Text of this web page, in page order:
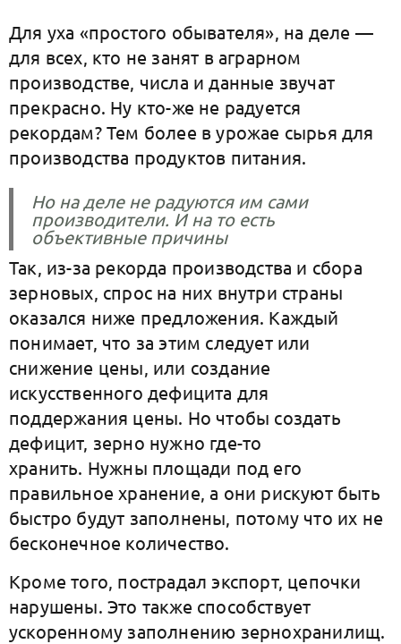
Для уха «простого обывателя», на деле —
для всех, кто не занят в аграрном
производстве, числа и данные звучат
прекрасно. Ну кто-же не радуется
рекордам? Тем более в урожае сырья для
производства продуктов питания.
Но на деле не радуются им сами
производители. И на то есть
объективные причины
Так, из-за рекорда производства и сбора
зерновых, спрос на них внутри страны
оказался ниже предложения. Каждый
понимает, что за этим следует или
снижение цены, или создание
искусственного дефицита для
поддержания цены. Но чтобы создать
дефицит, зерно нужно где-то
хранить. Нужны площади под его
правильное хранение, а они рискуют быть
быстро будут заполнены, потому что их не
бесконечное количество.
Кроме того, пострадал экспорт, цепочки
нарушены. Это также способствует
ускоренному заполнению зернохранилищ.